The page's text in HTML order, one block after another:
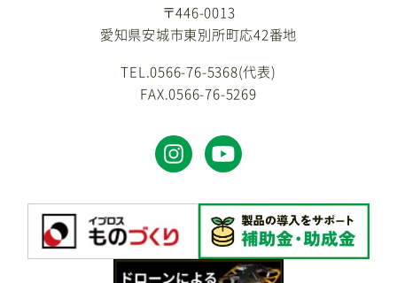
〒446-0013
愛知県安城市東別所町応42番地
TEL.0566-76-5368(代表)
FAX.0566-76-5269